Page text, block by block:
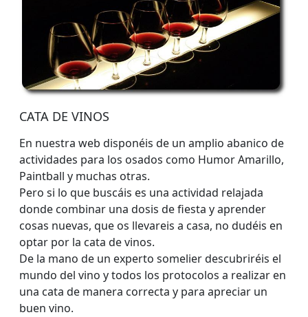
CATA DE VINOS
En nuestra web disponéis de un amplio abanico de
actividades para los osados como Humor Amarillo,
Paintball y muchas otras.
Pero si lo que buscáis es una actividad relajada
donde combinar una dosis de fiesta y aprender
cosas nuevas, que os llevareis a casa, no dudéis en
optar por la cata de vinos.
De la mano de un experto somelier descubriréis el
mundo del vino y todos los protocolos a realizar en
una cata de manera correcta y para apreciar un
buen vino.